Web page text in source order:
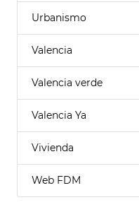
Urbanismo
Valencia
Valencia verde
Valencia Ya
Vivienda
Web FDM